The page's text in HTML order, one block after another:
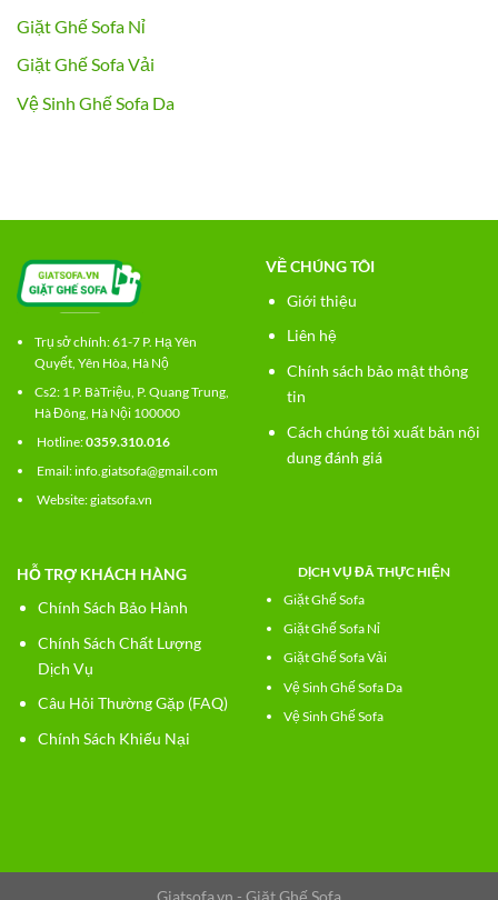
Giặt Ghế Sofa Nỉ
Giặt Ghế Sofa Vải
Vệ Sinh Ghế Sofa Da
Trụ sở chính: 61-7 P. Hạ Yên
Quyết, Yên Hòa, Hà Nộ
Cs2: 1 P. BàTriệu, P. Quang Trung,
Hà Đông, Hà Nội 100000
Hotline:0359.310.016
Email: info.giatsofa@gmail.com
Website:giatsofa.vn
VỀ CHÚNG TÔI
Giới thiệu
Liên hệ
Chính sách bảo mật thông
tin
Cách chúng tôi xuất bản nội
dung đánh giá
HỖ TRỢ KHÁCH HÀNG
Chính Sách Bảo Hành
Chính Sách Chất Lượng
Dịch Vụ
Câu Hỏi Thường Gặp (FAQ)
Chính Sách Khiếu Nại
DỊCH VỤ ĐÃ THỰC HIỆN
Giặt Ghế Sofa
Giặt Ghế Sofa Nỉ
Giặt Ghế Sofa Vải
Vệ Sinh Ghế Sofa Da
Vệ Sinh Ghế Sofa
Giatsofa.vn - Giặt Ghế Sofa